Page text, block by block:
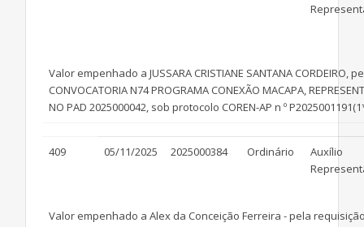
Valor empenhado a JUSSARA CRISTIANE SANTANA
CONVOCATORIA N74 PROGRAMA CONEXÃO MACAPA,
NO PAD 2025000042, sob protocolo COREN-AP n º
409 05/11/2025 2025000384 Ordinário
Auxílio
Valor empenhado a Alex da Conceição Ferreira - pela